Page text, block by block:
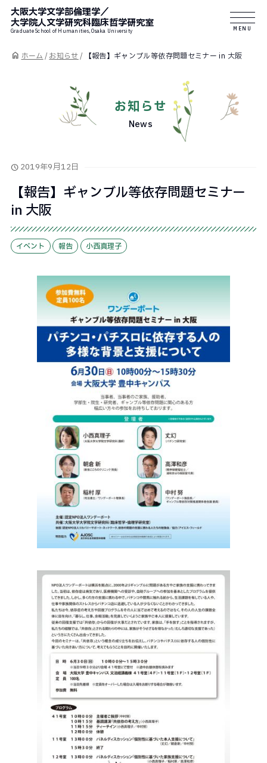
大阪大学文学部倫理学／
大学院人文学研究科臨床哲学研究室
Graduate School of Humanities, Osaka University
ホーム /お知らせ/ 【報告】ギャンブル等依存問題セミナー in 大阪
お知らせ
News
2019年9月12日
【報告】ギャンブル等依存問題セミナー
in 大阪
イベント 報告 小西真理子
MENU